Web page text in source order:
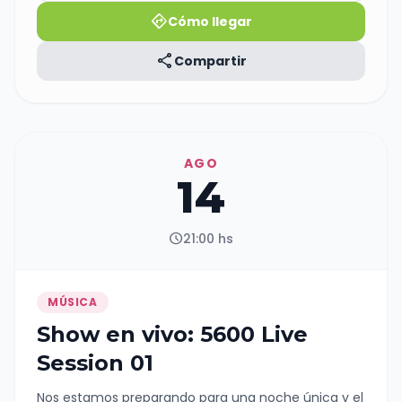
ambiente climatizado para que disfrutes con total
comodidad 🌬️☀️
directionsCómo llegar
share Compartir
AGO
14
schedule21:00 hs
MÚSICA
Show en vivo: 5600 Live
Session 01
Nos estamos preparando para una noche única y el